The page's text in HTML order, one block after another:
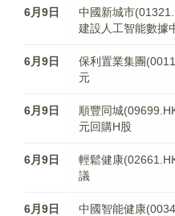
6月9日
中國新城市
建設人工智能數據
6月9日
保利置業集團
元
6月9日
順豐同城
元回購H股
6月9日
輕鬆健康
議
6月9日
中國智能健康